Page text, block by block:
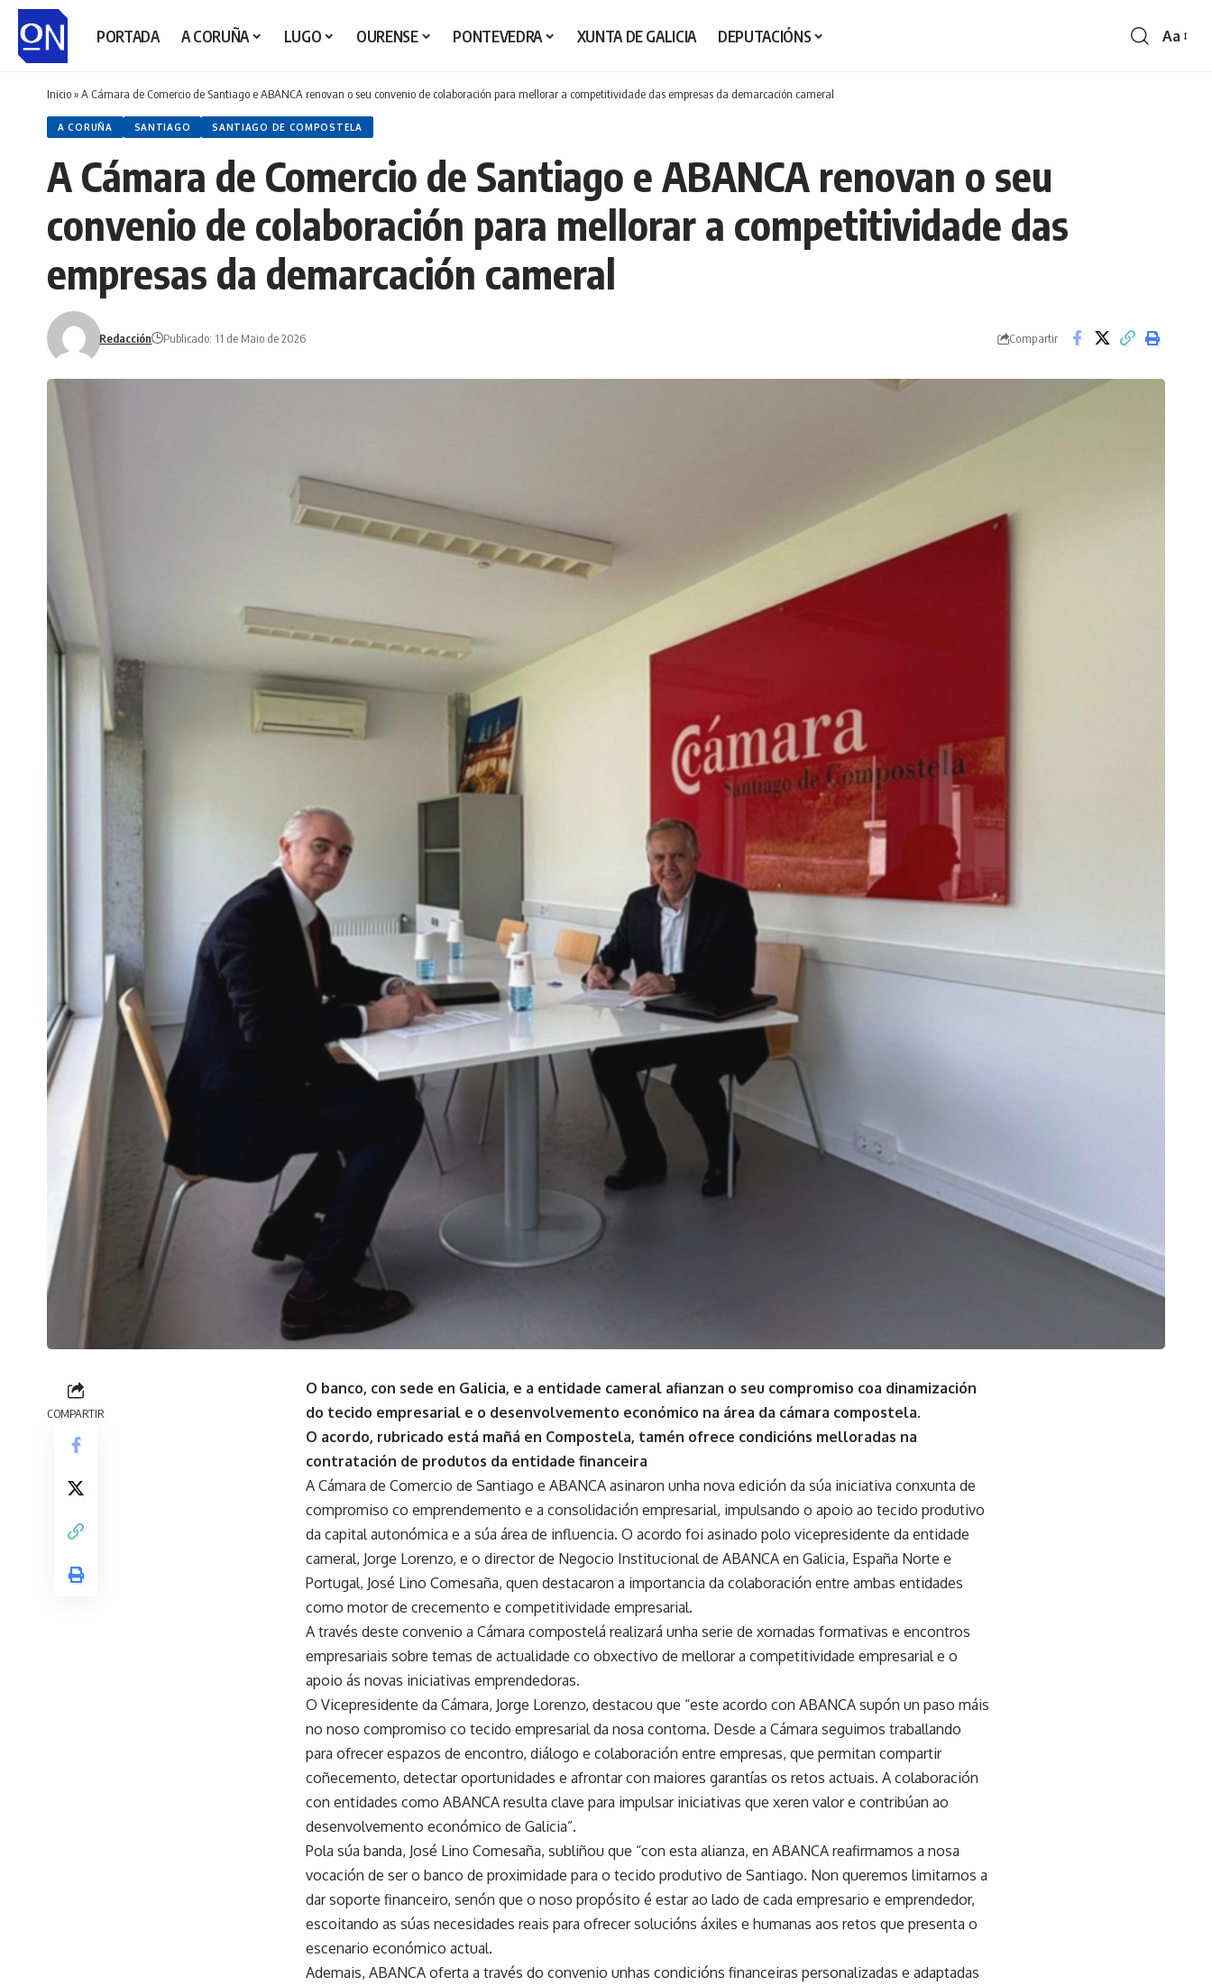
PORTADA A CORUÑA LUGO OURENSE PONTEVEDRA XUNTA DE GALICIA DEPUTACIÓNS Aa
Inicio»A Cámara de Comercio de Santiago e ABANCA renovan o seu convenio de colaboración para mellorar a competitividade das empresas da demarcación cameral
A CORUÑA SANTIAGO SANTIAGO DE COMPOSTELA
A Cámara de Comercio de Santiago e ABANCA renovan o seu
convenio de colaboración para mellorar a competitividade das
empresas da demarcación cameral
Redacción Publicado: 11 de Maio de 2026 Compartir
COMPARTIR
O banco, con sede en Galicia, e a entidade cameral afianzan o seu compromiso coa dinamización
do tecido empresarial e o desenvolvemento económico na área da cámara compostela.
O acordo, rubricado está mañá en Compostela, tamén ofrece condicións melloradas na
contratación de produtos da entidade financeira
A Cámara de Comercio de Santiago e ABANCA asinaron unha nova edición da súa iniciativa conxunta de
compromiso co emprendemento e a consolidación empresarial, impulsando o apoio ao tecido produtivo
da capital autonómica e a súa área de influencia. O acordo foi asinado polo vicepresidente da entidade
cameral, Jorge Lorenzo, e o director de Negocio Institucional de ABANCA en Galicia, España Norte e
Portugal, José Lino Comesaña, quen destacaron a importancia da colaboración entre ambas entidades
como motor de crecemento e competitividade empresarial.
A través deste convenio a Cámara compostelá realizará unha serie de xornadas formativas e encontros
empresariais sobre temas de actualidade co obxectivo de mellorar a competitividade empresarial e o
apoio ás novas iniciativas emprendedoras.
O Vicepresidente da Cámara, Jorge Lorenzo, destacou que “este acordo con ABANCA supón un paso máis
no noso compromiso co tecido empresarial da nosa contorna. Desde a Cámara seguimos traballando
para ofrecer espazos de encontro, diálogo e colaboración entre empresas, que permitan compartir
coñecemento, detectar oportunidades e afrontar con maiores garantías os retos actuais. A colaboración
con entidades como ABANCA resulta clave para impulsar iniciativas que xeren valor e contribúan ao
desenvolvemento económico de Galicia”.
Pola súa banda, José Lino Comesaña, subliñou que “con esta alianza, en ABANCA reafirmamos a nosa
vocación de ser o banco de proximidade para o tecido produtivo de Santiago. Non queremos limitarnos a
dar soporte financeiro, senón que o noso propósito é estar ao lado de cada empresario e emprendedor,
escoitando as súas necesidades reais para ofrecer solucións áxiles e humanas aos retos que presenta o
escenario económico actual.
Ademais, ABANCA oferta a través do convenio unhas condicións financeiras personalizadas e adaptadas